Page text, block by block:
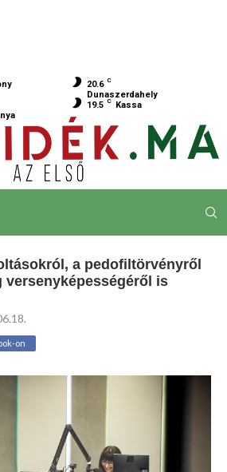
20.6 C
Dunaszerdahely
19.5 C Kassa
a pedofiltörvényről
versenyképességéről is
on